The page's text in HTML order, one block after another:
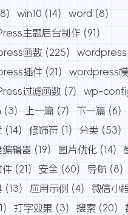
win10 (14) word (8)
主题后台制作 (91)
函数 (225) wordpress
插件 (21) wordpress
过滤函数 (7) wp-
(3) 上一篇 (7) 下一篇 (6)
(14) 修饰符 (1) 分类 (53)
编辑器 (19) 图片优化 (14)
件 (21) 安全 (60) 导航 (8)
(13) 应用示例 (4) 微信小
打字效果 (3) 搜索 (20)